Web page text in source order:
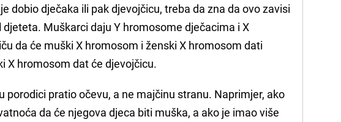
dobio dječaka ili pak djevojčicu, treba da zna da ovo zavisi
Muškarci daju Y hromosome dječacima i X
da će muški X hromosom i ženski X hromosom dati
X hromosom dat će djevojčicu.
porodici pratio očevu, a ne majčinu stranu. Naprimjer, ako
da će njegova djeca biti muška, a ako je imao više